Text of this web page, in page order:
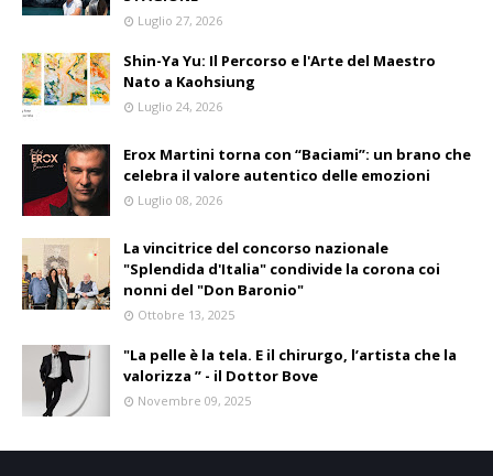
Luglio 27, 2026
Shin-Ya Yu: Il Percorso e l'Arte del Maestro
Nato a Kaohsiung
Luglio 24, 2026
Erox Martini torna con “Baciami”: un brano che
celebra il valore autentico delle emozioni
Luglio 08, 2026
La vincitrice del concorso nazionale
"Splendida d'Italia" condivide la corona coi
nonni del "Don Baronio"
Ottobre 13, 2025
"La pelle è la tela. E il chirurgo, l’artista che la
valorizza ” - il Dottor Bove
Novembre 09, 2025